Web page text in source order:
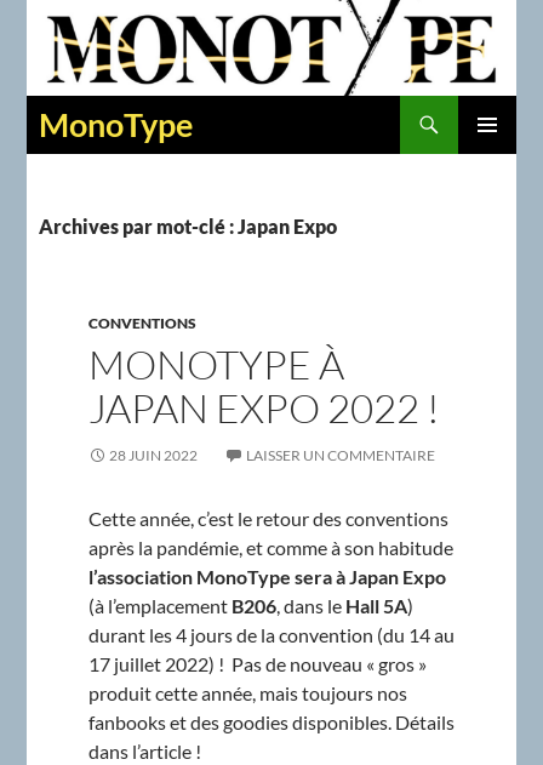
MonoType
Recherche
Archives par mot-clé : Japan Expo
CONVENTIONS
MONOTYPE À
JAPAN EXPO 2022 !
28 JUIN 2022 LAISSER UN COMMENTAIRE
Cette année, c’est le retour des conventions
après la pandémie, et comme à son habitude
l’association MonoType sera à Japan Expo
(à l’emplacement B206, dans le Hall 5A)
durant les 4 jours de la convention (du 14 au
17 juillet 2022) ! Pas de nouveau « gros »
produit cette année, mais toujours nos
fanbooks et des goodies disponibles. Détails
dans l’article !